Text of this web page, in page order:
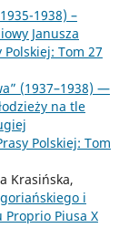
1938) –
Janusza
Tom 27
(1937–1938) —
na tle
Polskiej: Tom
Krasińska,
i
Piusa X